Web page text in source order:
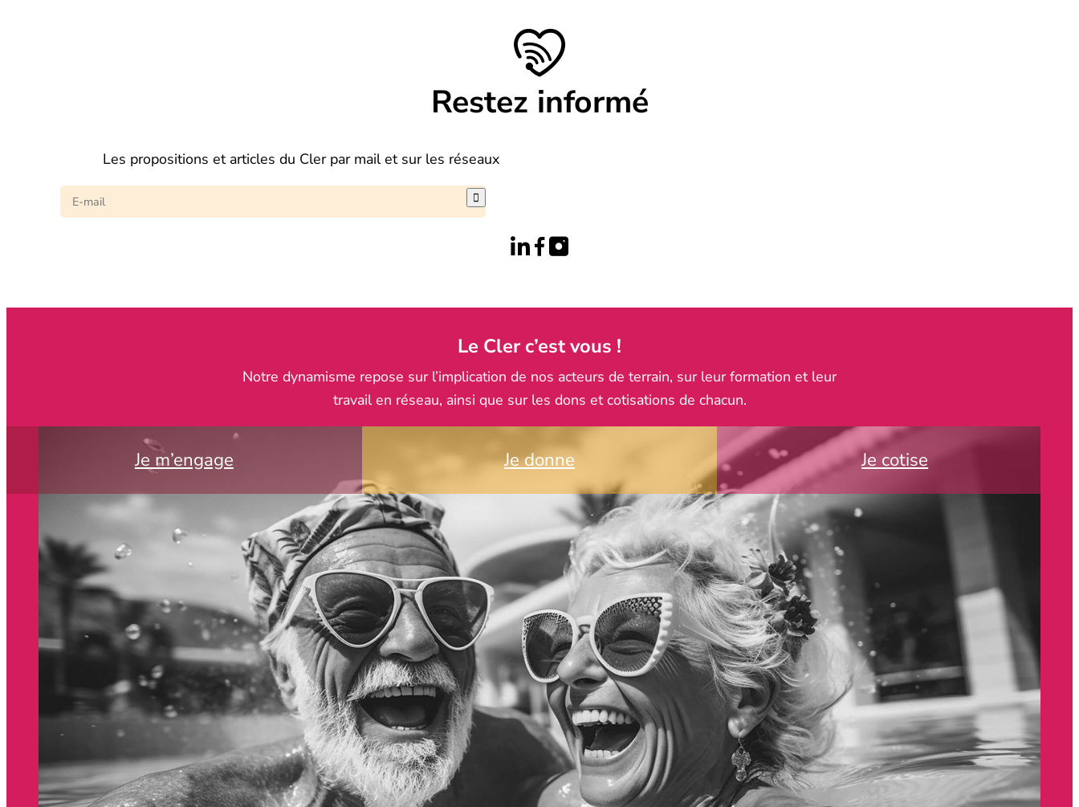
Restez informé
Les propositions et articles du Cler par mail et sur les réseaux

Le Cler c’est vous !
Notre dynamisme repose sur l’implication de nos acteurs de terrain, sur leur formation et leur
travail en réseau, ainsi que sur les dons et cotisations de chacun.
Je m’engage Je donne Je cotise